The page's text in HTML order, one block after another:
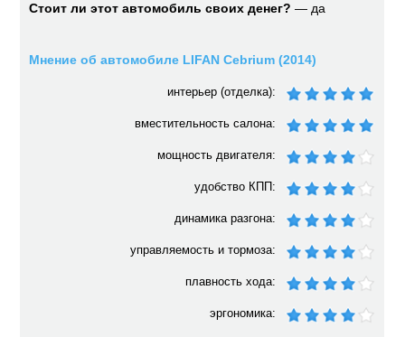
Стоит ли этот автомобиль своих денег? — да
Мнение об автомобиле LIFAN Cebrium (2014)
интерьер (отделка):
вместительность салона:
мощность двигателя:
удобство КПП:
динамика разгона:
управляемость и тормоза:
плавность хода:
эргономика: